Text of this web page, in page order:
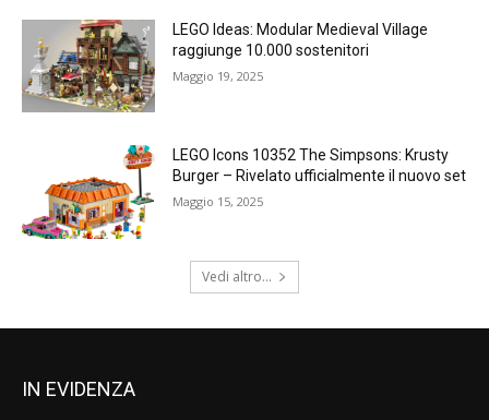
LEGO Ideas: Modular Medieval Village
raggiunge 10.000 sostenitori
Maggio 19, 2025
LEGO Icons 10352 The Simpsons: Krusty
Burger – Rivelato ufficialmente il nuovo set
Maggio 15, 2025
Vedi altro...
IN EVIDENZA